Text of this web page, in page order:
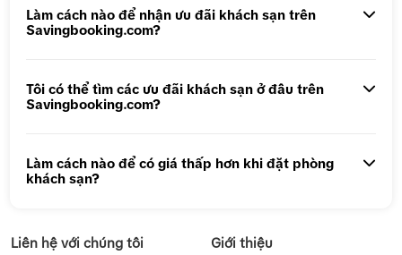
Khách sạn Mộc Châu Khách sạn Sầm Sơn
Khách sạn Quảng Bình Khách sạn Huế
Khách sạn Quy Nhơn Khách sạn Phú Yên
Khách sạn gần Đà Lạt Khách sạn gần Phú Quốc
Tour 1 Ngày Động Phong Nha
Làm cách nào để nhận ưu đãi khách sạn trên
Savingbooking.com?
Tôi có thể tìm các ưu đãi khách sạn ở đâu trên
Savingbooking.com?
Làm cách nào để có giá thấp hơn khi đặt phòng
khách sạn?
Liên hệ với chúng tôi Giới thiệu